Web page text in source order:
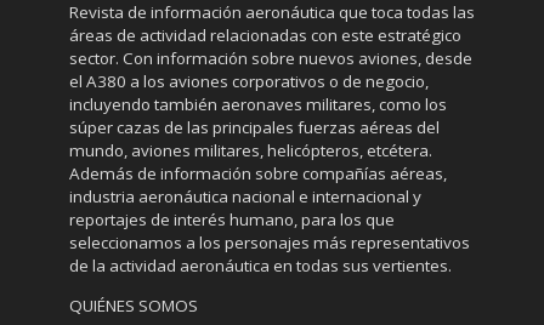
Revista de información aeronáutica que toca todas las
áreas de actividad relacionadas con este estratégico
sector. Con información sobre nuevos aviones, desde
el A380 a los aviones corporativos o de negocio,
incluyendo también aeronaves militares, como los
súper cazas de las principales fuerzas aéreas del
mundo, aviones militares, helicópteros, etcétera.
Además de información sobre compañías aéreas,
industria aeronáutica nacional e internacional y
reportajes de interés humano, para los que
seleccionamos a los personajes más representativos
de la actividad aeronáutica en todas sus vertientes.
QUIÉNES SOMOS